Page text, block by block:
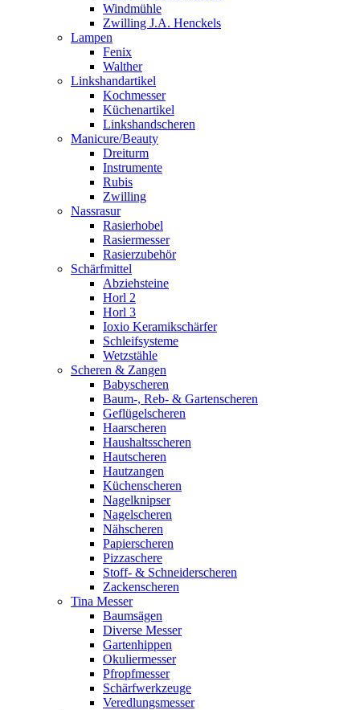
Windmühle
Zwilling J.A. Henckels
Lampen
Fenix
Walther
Linkshandartikel
Kochmesser
Küchenartikel
Linkshandscheren
Manicure/Beauty
Dreiturm
Instrumente
Rubis
Zwilling
Nassrasur
Rasierhobel
Rasiermesser
Rasierzubehör
Schärfmittel
Abziehsteine
Horl 2
Horl 3
Ioxio Keramikschärfer
Schleifsysteme
Wetzstähle
Scheren & Zangen
Babyscheren
Baum-, Reb- & Gartenscheren
Geflügelscheren
Haarscheren
Haushaltsscheren
Hautscheren
Hautzangen
Küchenscheren
Nagelknipser
Nagelscheren
Nähscheren
Papierscheren
Pizzaschere
Stoff- & Schneiderscheren
Zackenscheren
Tina Messer
Baumsägen
Diverse Messer
Gartenhippen
Okuliermesser
Pfropfmesser
Schärfwerkzeuge
Veredlungsmesser